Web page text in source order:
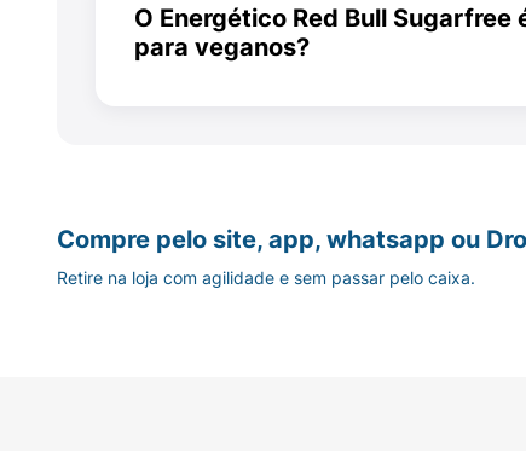
o uso de conservantes químicos.
O Energético Red Bull Sugarfree
para veganos?
Compre pelo site, app, whatsapp ou
Retire na loja com agilidade e sem passar pelo caixa.